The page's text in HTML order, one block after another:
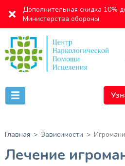
Дополнительная скидка 10%
Министерства обороны
Главная Зависимости
Лечение